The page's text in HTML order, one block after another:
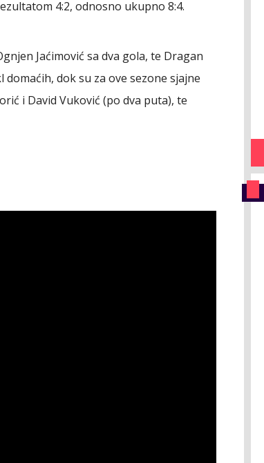
4:2, odnosno ukupno 8:4.
Jaćimović sa dva gola, te Dragan
dok su za ove sezone sjajne
i David Vuković (po dva puta), te